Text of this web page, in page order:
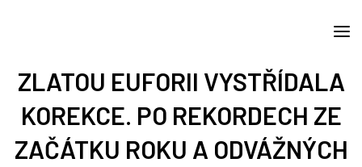
ZLATOU EUFORII VYSTŘÍDALA
KOREKCE. PO REKORDECH ZE
ZAČÁTKU ROKU A ODVÁŽNÝCH